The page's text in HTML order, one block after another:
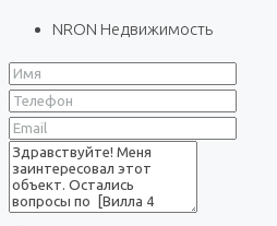
NRON Недвижимость